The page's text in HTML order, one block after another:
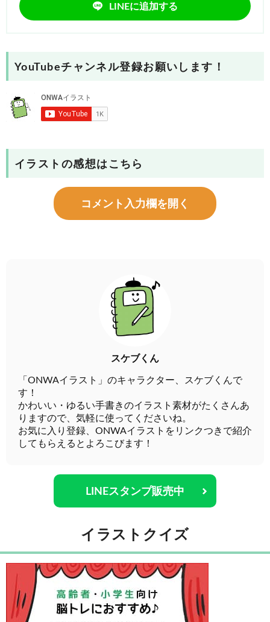
LINEに追加する
YouTubeチャンネル登録お願いします！
イラストの感想はこちら
コメント入力欄を開く
スケブくん
「ONWAイラスト」のキャラクター、スケブくんで
す！
かわいい・ゆるい手書きのイラスト素材がたくさんあ
りますので、気軽に使ってくださいね。
お気に入り登録、ONWAイラストをリンクつきで紹介
してもらえるとよろこびます！
LINEスタンプ販売中
イラストクイズ